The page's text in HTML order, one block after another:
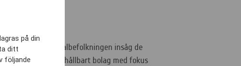
de levde med lokalbefolkningen insåg de
är idag: ett hållbart bolag med fokus
på din
ditt
följande